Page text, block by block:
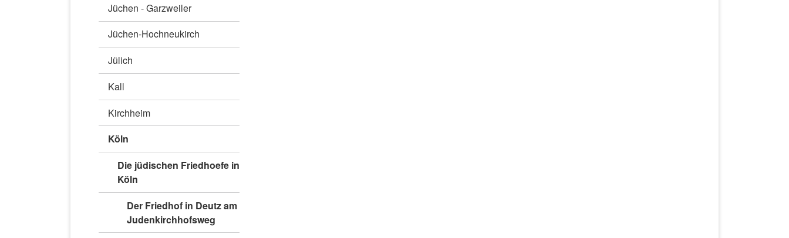
Jüchen - Garzweiler
Jüchen-Hochneukirch
Jülich
Kall
Kirchheim
Köln
Die jüdischen Friedhoefe in
Köln
Der Friedhof in Deutz am
Judenkirchhofsweg